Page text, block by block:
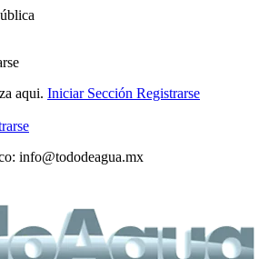
aqui. Iniciar Sección Registrarse
info@tododeagua.mx